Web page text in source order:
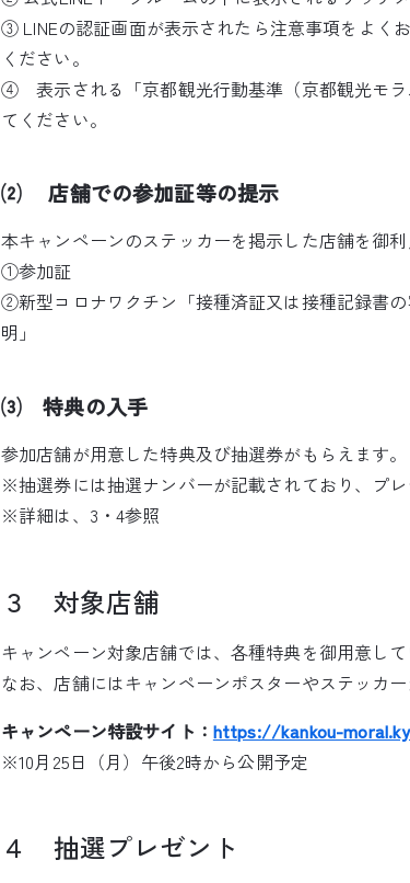
③ LINEの認証画面が表示されたら注意事項をよく
ください。
④ 表示される「京都観光行動基準（京都観光モラ
てください。
⑵ 店舗での参加証等の提示
本キャンペーンのステッカーを掲示した店舗を御
①参加証
②新型コロナワクチン「接種済証又は接種記録書
明」
⑶ 特典の入手
参加店舗が用意した特典及び抽選券がもらえます。
※抽選券には抽選ナンバーが記載されており、プレ
※詳細は、3・4参照
３ 対象店舗
キャンペーン対象店舗では、各種特典を御用意し
なお、店舗にはキャンペーンポスターやステッカー
キャンペーン特設サイト： https://kankou-
※10月25日（月）午後2時から公開予定
４ 抽選プレゼント